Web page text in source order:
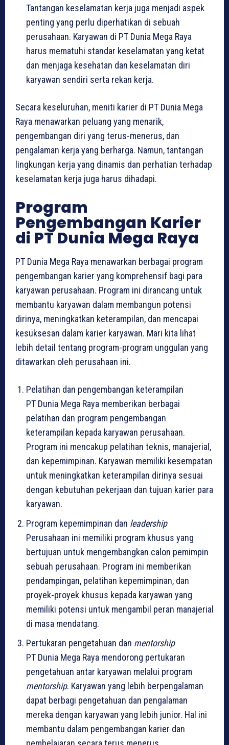
Tantangan keselamatan kerja juga menjadi aspek
penting yang perlu diperhatikan di sebuah
perusahaan. Karyawan di PT Dunia Mega Raya
harus mematuhi standar keselamatan yang ketat
dan menjaga kesehatan dan keselamatan diri
karyawan sendiri serta rekan kerja.
Secara keseluruhan, meniti karier di PT Dunia Mega
Raya menawarkan peluang yang menarik,
pengembangan diri yang terus-menerus, dan
pengalaman kerja yang berharga. Namun, tantangan
lingkungan kerja yang dinamis dan perhatian terhadap
keselamatan kerja juga harus dihadapi.
Program
Pengembangan Karier
di PT Dunia Mega Raya
PT Dunia Mega Raya menawarkan berbagai program
pengembangan karier yang komprehensif bagi para
karyawan perusahaan. Program ini dirancang untuk
membantu karyawan dalam membangun potensi
dirinya, meningkatkan keterampilan, dan mencapai
kesuksesan dalam karier karyawan. Mari kita lihat
lebih detail tentang program-program unggulan yang
ditawarkan oleh perusahaan ini.
Pelatihan dan pengembangan keterampilan
PT Dunia Mega Raya memberikan berbagai
pelatihan dan program pengembangan
keterampilan kepada karyawan perusahaan.
Program ini mencakup pelatihan teknis, manajerial,
dan kepemimpinan. Karyawan memiliki kesempatan
untuk meningkatkan keterampilan dirinya sesuai
dengan kebutuhan pekerjaan dan tujuan karier para
karyawan.
Program kepemimpinan dan leadership
Perusahaan ini memiliki program khusus yang
bertujuan untuk mengembangkan calon pemimpin
sebuah perusahaan. Program ini memberikan
pendampingan, pelatihan kepemimpinan, dan
proyek-proyek khusus kepada karyawan yang
memiliki potensi untuk mengambil peran manajerial
di masa mendatang.
Pertukaran pengetahuan dan mentorship
PT Dunia Mega Raya mendorong pertukaran
pengetahuan antar karyawan melalui program
mentorship. Karyawan yang lebih berpengalaman
dapat berbagi pengetahuan dan pengalaman
mereka dengan karyawan yang lebih junior. Hal ini
membantu dalam pengembangan karier dan